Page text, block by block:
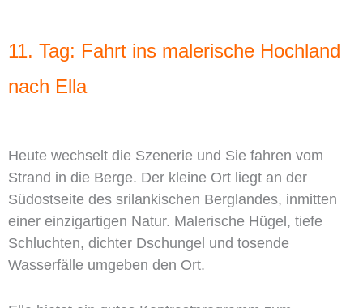
11. Tag: Fahrt ins malerische Hochland
nach Ella
Heute wechselt die Szenerie und Sie fahren vom
Strand in die Berge. Der kleine Ort liegt an der
Südostseite des srilankischen Berglandes, inmitten
einer einzigartigen Natur. Malerische Hügel, tiefe
Schluchten, dichter Dschungel und tosende
Wasserfälle umgeben den Ort.